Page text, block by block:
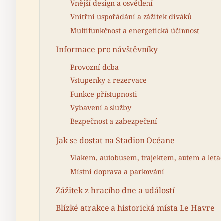
Vnější design a osvětlení
Vnitřní uspořádání a zážitek diváků
Multifunkčnost a energetická účinnost
Informace pro návštěvníky
Provozní doba
Vstupenky a rezervace
Funkce přístupnosti
Vybavení a služby
Bezpečnost a zabezpečení
Jak se dostat na Stadion Océane
Vlakem, autobusem, trajektem, autem a
Místní doprava a parkování
Zážitek z hracího dne a událostí
Blízké atrakce a historická místa Le Havre